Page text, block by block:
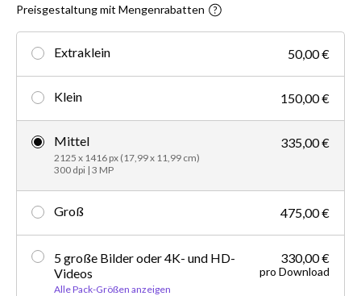
Preisgestaltung mit Mengenrabatten
Extraklein 50,00 €
Klein 150,00 €
Mittel
2125 x 1416 px (17,99 x 11,99 cm)
300 dpi | 3 MP
335,00 €
Groß 475,00 €
5 große Bilder oder 4K- und HD-
Videos
Alle Pack-Größen anzeigen
330,00 €
pro Download